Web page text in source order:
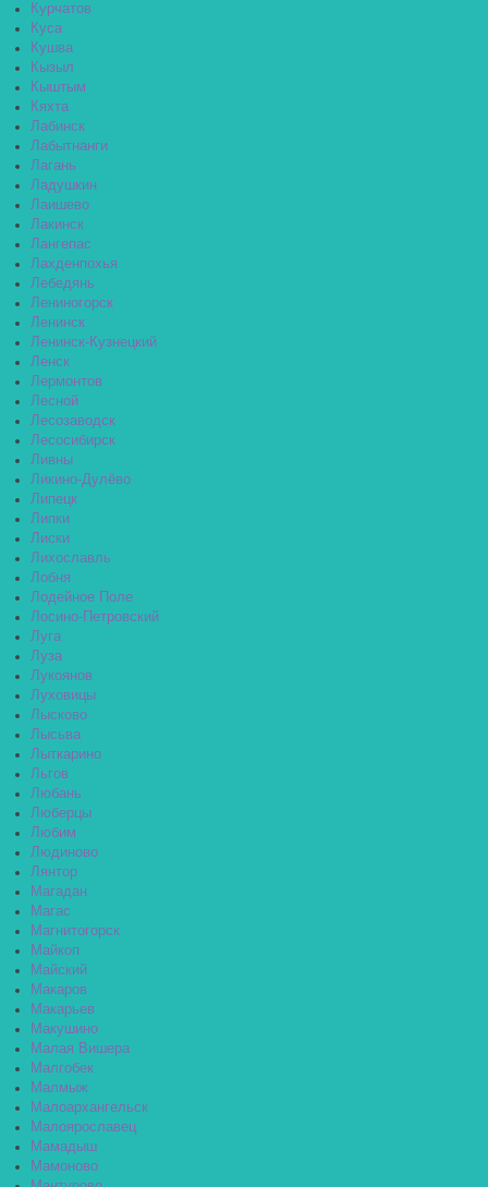
Курчатов
Куса
Кушва
Кызыл
Кыштым
Кяхта
Лабинск
Лабытнанги
Лагань
Ладушкин
Лаишево
Лакинск
Лангепас
Лахденпохья
Лебедянь
Лениногорск
Ленинск
Ленинск-Кузнецкий
Ленск
Лермонтов
Лесной
Лесозаводск
Лесосибирск
Ливны
Ликино-Дулёво
Липецк
Липки
Лиски
Лихославль
Лобня
Лодейное Поле
Лосино-Петровский
Луга
Луза
Лукоянов
Луховицы
Лысково
Лысьва
Лыткарино
Льгов
Любань
Люберцы
Любим
Людиново
Лянтор
Магадан
Магас
Магнитогорск
Майкоп
Майский
Макаров
Макарьев
Макушино
Малая Вишера
Малгобек
Малмыж
Малоархангельск
Малоярославец
Мамадыш
Мамоново